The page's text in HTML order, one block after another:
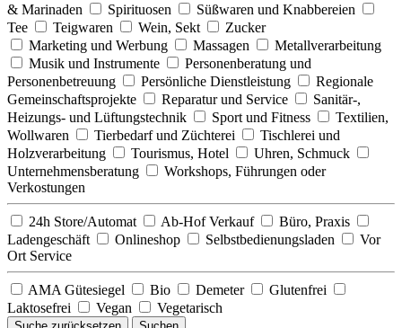
& Marinaden
Spirituosen
Süßwaren und Knabbereien
Tee
Teigwaren Wein, Sekt
Zucker
Marketing und Werbung
Massagen
Metallverarbeitung
Musik und Instrumente
Personenberatung und
Personenbetreuung
Persönliche Dienstleistung
Regionale
Gemeinschaftsprojekte
Reparatur und Service
Sanitär-,
Heizungs- und Lüftungstechnik
Sport und Fitness
Textilien,
Wollwaren
Tierbedarf und Züchterei
Tischlerei und
Holzverarbeitung
Tourismus, Hotel
Uhren, Schmuck
Unternehmensberatung
Workshops, Führungen oder
Verkostungen
24h Store/Automat Ab-Hof Verkauf
Büro, Praxis
Ladengeschäft
Onlineshop Selbstbedienungsladen
Vor
Ort Service
AMA Gütesiegel Bio Demeter
Glutenfrei
Laktosefrei
Vegan Vegetarisch